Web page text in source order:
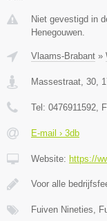
Niet gevestigd in
Henegouwen.
Vlaams-Brabant »
Massestraat, 30
Tel: 0476911592 ,
E-mail › 3db
Website: https://
Voor alle
Fuiven Nineties,